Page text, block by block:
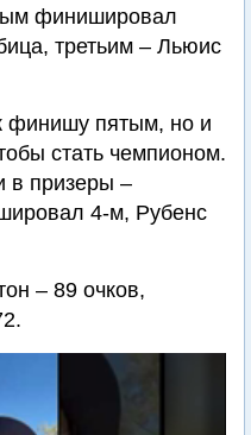
финишировал
третьим – Льюис
финишу пятым, но и
стать чемпионом.
в призеры –
4-м, Рубенс
– 89 очков,